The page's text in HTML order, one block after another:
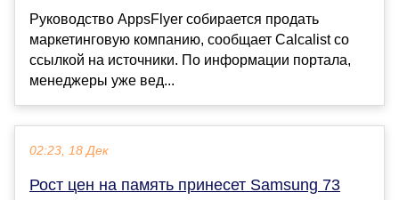
Руководство AppsFlyer собирается продать
маркетинговую компанию, сообщает Calcalist со
ссылкой на источники. По информации портала,
менеджеры уже вед...
02:23, 18 Дек
Рост цен на память принесет Samsung 73